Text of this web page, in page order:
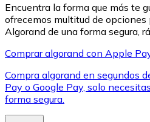
Ver todo
Encuentra la forma que más te
ofrecemos multitud de opciones
Algorand de una forma segura,
Comprar algorand con Apple
Compra algorand en segundos
Pay o Google Pay, solo
forma segura.